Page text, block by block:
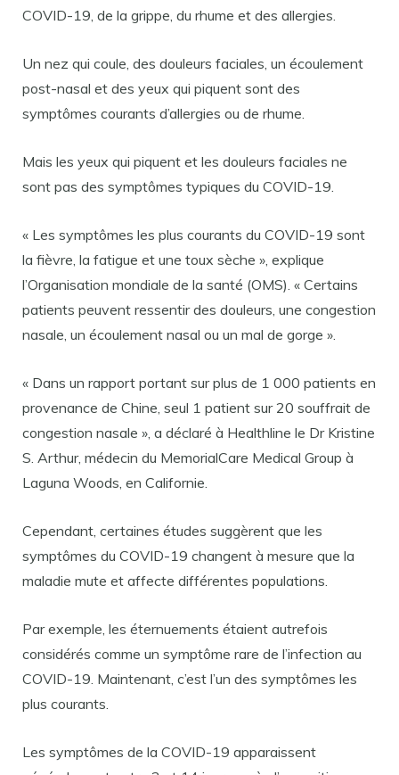
COVID-19, de la grippe, du rhume et des allergies.
Un nez qui coule, des douleurs faciales, un écoulement
post-nasal et des yeux qui piquent sont des
symptômes courants d’allergies ou de rhume.
Mais les yeux qui piquent et les douleurs faciales ne
sont pas des symptômes typiques du COVID-19.
« Les symptômes les plus courants du COVID-19 sont
la fièvre, la fatigue et une toux sèche », explique
l’Organisation mondiale de la santé (OMS). « Certains
patients peuvent ressentir des douleurs, une congestion
nasale, un écoulement nasal ou un mal de gorge ».
« Dans un rapport portant sur plus de 1 000 patients en
provenance de Chine, seul 1 patient sur 20 souffrait de
congestion nasale », a déclaré à Healthline le Dr Kristine
S. Arthur, médecin du MemorialCare Medical Group à
Laguna Woods, en Californie.
Cependant, certaines études suggèrent que les
symptômes du COVID-19 changent à mesure que la
maladie mute et affecte différentes populations.
Par exemple, les éternuements étaient autrefois
considérés comme un symptôme rare de l’infection au
COVID-19. Maintenant, c’est l’un des symptômes les
plus courants.
Les symptômes de la COVID-19 apparaissent